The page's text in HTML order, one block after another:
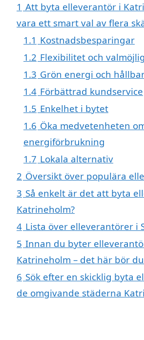
1 Att byta elleverantör i
vara ett smart val av flera
1.1 Kostnadsbesparingar
1.2 Flexibilitet och
1.3 Grön energi och
1.4 Förbättrad kundservice
1.5 Enkelhet i bytet
1.6 Öka medvetenheten
energiförbrukning
1.7 Lokala alternativ
2 Översikt över populära
3 Så enkelt är det att byta
Katrineholm?
4 Lista över elleverantörer i
5 Innan du byter
Katrineholm – det här bör
6 Sök efter en skicklig byta
de omgivande städerna